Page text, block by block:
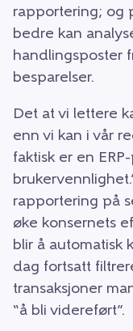
rapportering; og
bedre kan
handlingsposter
besparelser.
Det at vi lettere
enn vi kan i vår
faktisk er en
rapportering på
øke konsernets
blir å automatisk
dag fortsatt
transaksjoner
“å bli videreført”.